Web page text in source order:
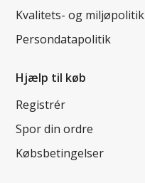
Kvalitets- og miljøpolitik
Persondatapolitik
Hjælp til køb
Registrér
Spor din ordre
Købsbetingelser